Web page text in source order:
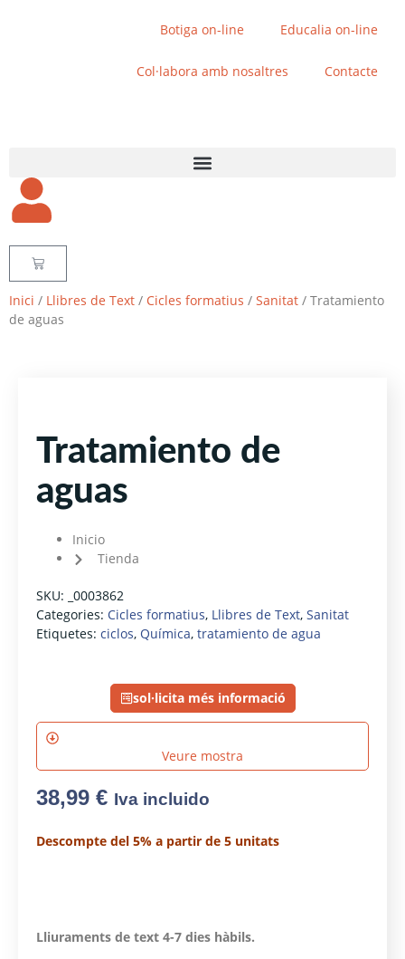
Botiga on-line Educalia on-line
Col·labora amb nosaltres Contacte
Inici / Llibres de Text / Cicles formatius / Sanitat / Tratamiento
de aguas
Tratamiento de
aguas
Inicio
Tienda
SKU: _0003862
Categories: Cicles formatius, Llibres de Text, Sanitat
Etiquetes: ciclos, Química, tratamiento de agua
sol·licita més informació
Veure mostra
38,99 € Iva incluido
Descompte del 5% a partir de 5 unitats
Lliuraments de text 4-7 dies hàbils.